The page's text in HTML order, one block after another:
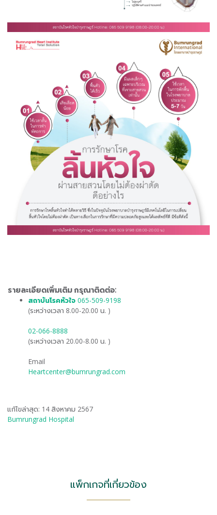
รายละเอียดเพิ่มเติม กรุณาติดต่อ:
สถาบันโรคหัวใจ 065-509-9198
(ระหว่างเวลา 8.00-20.00 น. )
02-066-8888
(ระหว่างเวลา 20.00-8.00 น. )
Email
Heartcenter@bumrungrad.com
แก้ไขล่าสุด: 14 สิงหาคม 2567
Bumrungrad Hospital
แพ็กเกจที่เกี่ยวข้อง